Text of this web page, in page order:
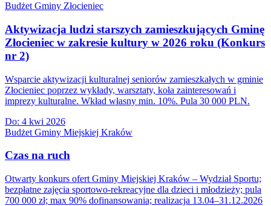
Budżet Gminy Złocieniec
Aktywizacja ludzi starszych zamieszkujących Gminę
Złocieniec w zakresie kultury w 2026 roku (Konkurs
nr 2)
Wsparcie aktywizacji kulturalnej seniorów zamieszkałych w gminie
Złocieniec poprzez wykłady, warsztaty, koła zainteresowań i
imprezy kulturalne. Wkład własny min. 10%. Pula 30 000 PLN.
Do: 4 kwi 2026
Budżet Gminy Miejskiej Kraków
Czas na ruch
Otwarty konkurs ofert Gminy Miejskiej Kraków – Wydział Sportu;
bezpłatne zajęcia sportowo-rekreacyjne dla dzieci i młodzieży; pula
700 000 zł; max 90% dofinansowania; realizacja 13.04–31.12.2026